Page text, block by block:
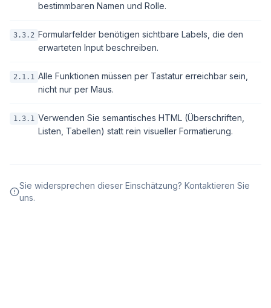
bestimmbaren Namen und Rolle.
3.3.2 Formularfelder benötigen sichtbare Labels, die den
erwarteten Input beschreiben.
2.1.1 Alle Funktionen müssen per Tastatur erreichbar sein,
nicht nur per Maus.
1.3.1 Verwenden Sie semantisches HTML (Überschriften,
Listen, Tabellen) statt rein visueller Formatierung.
Sie widersprechen dieser Einschätzung? Kontaktieren Sie
uns.